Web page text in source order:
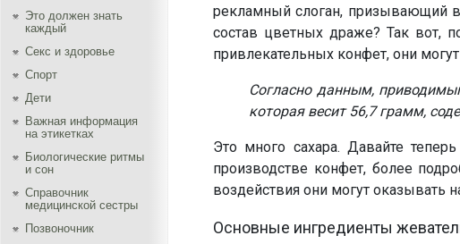
Это должен знать
каждый
Секс и здоровье
Спорт
Дети
Важная информация
на этикетках
Биологические ритмы
и сон
Справочник
медицинской сестры
Позвоночник
рекламный слоган, призывающий
состав цветных драже? Так вот,
привлекательных конфет, они
Согласно данным,
которая весит 56,7 грамм,
Это много сахара. Давайте
производстве конфет, более
воздействия они могут оказывать
Основные ингредиенты